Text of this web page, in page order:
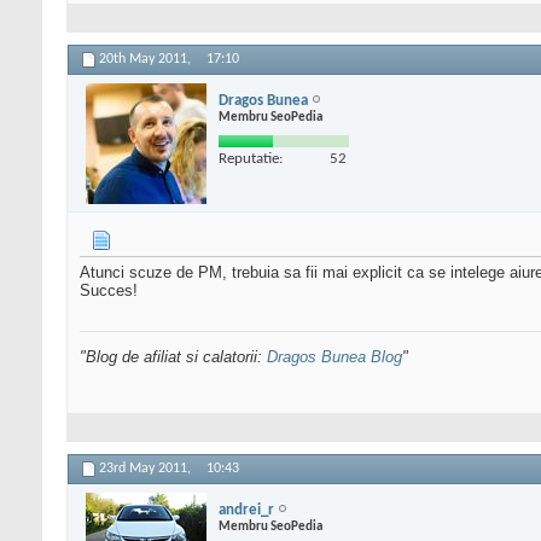
20th May 2011, 17:10
Dragos Bunea
Membru SeoPedia
Reputatie: 52
Atunci scuze de PM, trebuia sa fii mai explicit ca se intelege
Succes!
"Blog de afiliat si calatorii: Dragos Bunea Blog"
23rd May 2011, 10:43
andrei_r
Membru SeoPedia